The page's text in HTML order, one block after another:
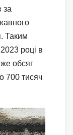
за
Таким
році в
обсяг
700 тисяч